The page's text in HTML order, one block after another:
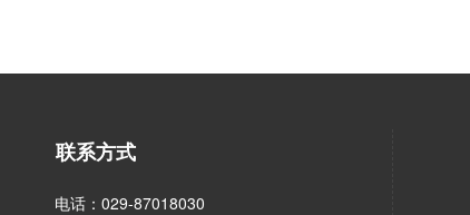
联系方式
电话：029-87018030